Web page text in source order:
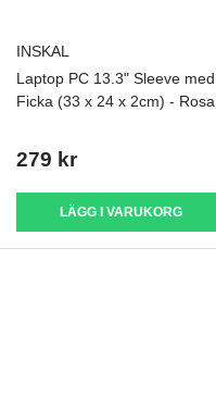
INSKAL
Laptop PC 13.3" Sleeve med
Ficka (33 x 24 x 2cm) - Rosa
279 kr
LÄGG I VARUKORG